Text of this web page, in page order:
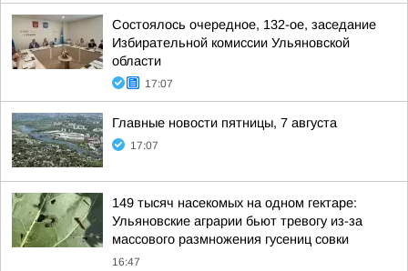
Состоялось очередное, 132-ое, заседание
Избирательной комиссии Ульяновской
области
17:07
Главные новости пятницы, 7 августа
17:07
149 тысяч насекомых на одном гектаре:
Ульяновские аграрии бьют тревогу из-за
массового размножения гусениц совки
16:47